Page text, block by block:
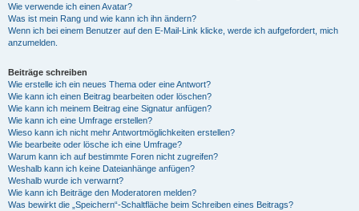
Wie verwende ich einen Avatar?
Was ist mein Rang und wie kann ich ihn ändern?
Wenn ich bei einem Benutzer auf den E-Mail-Link klicke, werde ich aufgefordert, mich
anzumelden.
Beiträge schreiben
Wie erstelle ich ein neues Thema oder eine Antwort?
Wie kann ich einen Beitrag bearbeiten oder löschen?
Wie kann ich meinem Beitrag eine Signatur anfügen?
Wie kann ich eine Umfrage erstellen?
Wieso kann ich nicht mehr Antwortmöglichkeiten erstellen?
Wie bearbeite oder lösche ich eine Umfrage?
Warum kann ich auf bestimmte Foren nicht zugreifen?
Weshalb kann ich keine Dateianhänge anfügen?
Weshalb wurde ich verwarnt?
Wie kann ich Beiträge den Moderatoren melden?
Was bewirkt die „Speichern“-Schaltfläche beim Schreiben eines Beitrags?